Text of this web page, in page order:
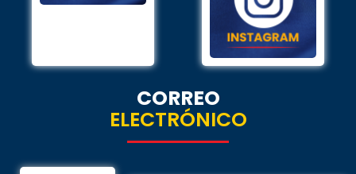
CORREO
ELECTRÓNICO